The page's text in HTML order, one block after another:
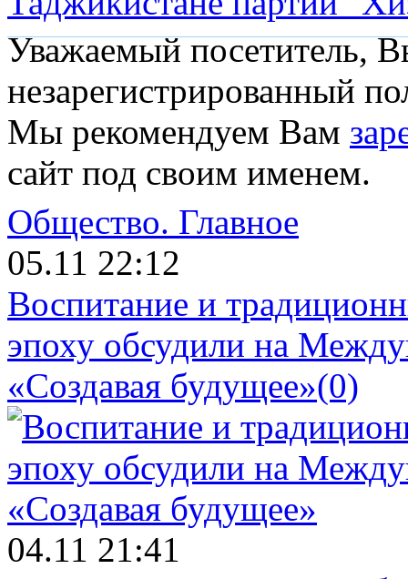
Уважаемый посетитель,
незарегистрированный
Мы рекомендуем Вам
сайт под своим именем.
Общество. Главное
05.11 22:12
Воспитание и
эпоху обсудили на
«Создавая будущее»(0)
04.11 21:41